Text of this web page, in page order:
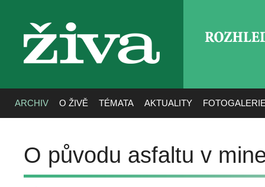
živa
ARCHIV O ŽIVĚ TÉMATA AKTUALITY
O původu asfaltu v